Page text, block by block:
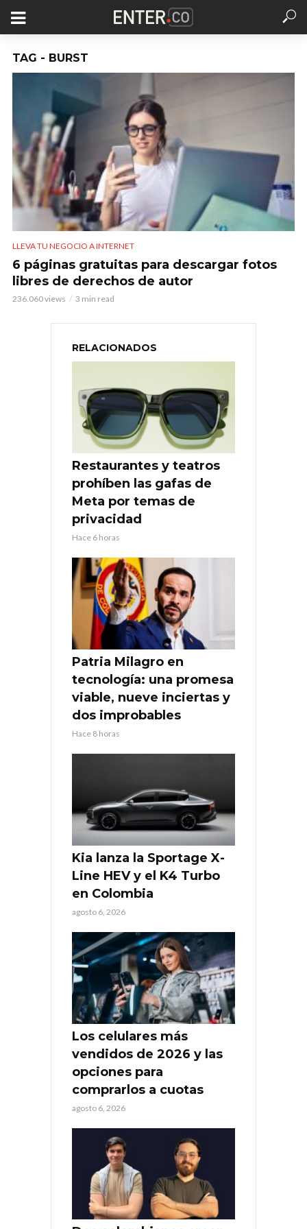
TAG - BURST
LLEVA TU NEGOCIO A INTERNET
6 páginas gratuitas para descargar fotos
libres de derechos de autor
236.060 views 3 min read
RELACIONADOS
Restaurantes y teatros
prohíben las gafas de
Meta por temas de
privacidad
Hace 6 horas
Patria Milagro en
tecnología: una promesa
viable, nueve inciertas y
dos improbables
Hace 8 horas
Kia lanza la Sportage X-
Line HEV y el K4 Turbo
en Colombia
agosto 6, 2026
Los celulares más
vendidos de 2026 y las
opciones para
comprarlos a cuotas
agosto 6, 2026